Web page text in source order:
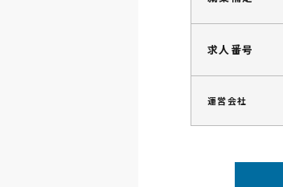
求人番号
運営会社